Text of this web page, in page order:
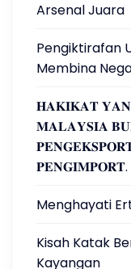
Arsenal Juara
Pengiktirafan
Membina
𝐇𝐀𝐊𝐈𝐊𝐀𝐓
𝐌𝐀𝐋𝐀𝐘𝐒𝐈𝐀
𝐏𝐄𝐍𝐆𝐈𝐌𝐏𝐎𝐑𝐓.
Menghayati
Kisah Katak
Kayangan